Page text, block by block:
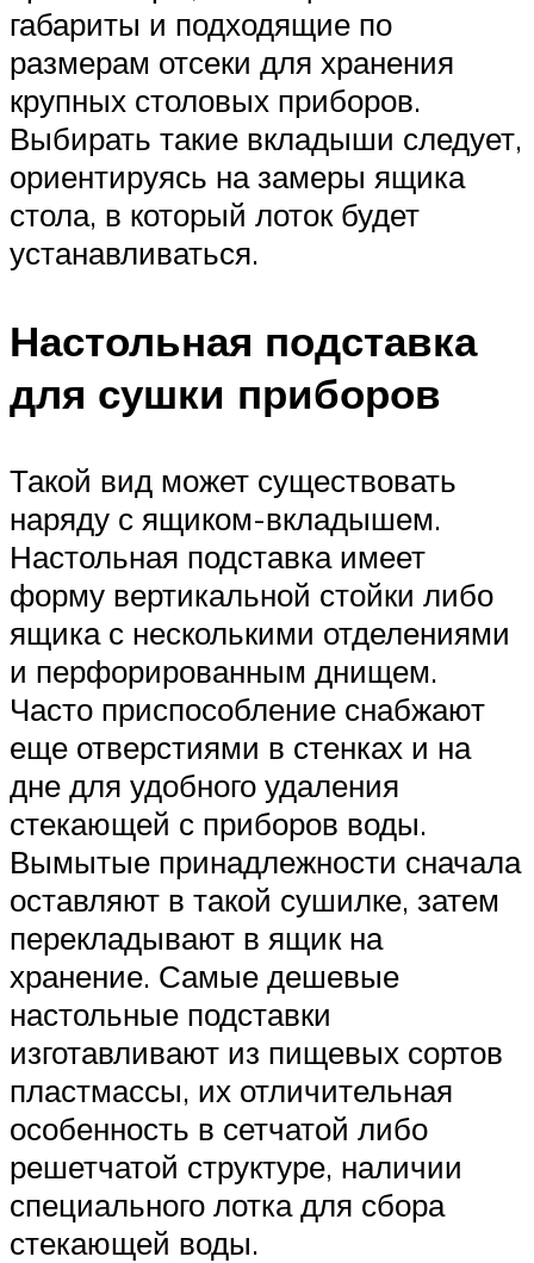
габариты и подходящие по
размерам отсеки для хранения
крупных столовых приборов.
Выбирать такие вкладыши следует,
ориентируясь на замеры ящика
стола, в который лоток будет
устанавливаться.
Настольная подставка
для сушки приборов
Такой вид может существовать
наряду с ящиком-вкладышем.
Настольная подставка имеет
форму вертикальной стойки либо
ящика с несколькими отделениями
и перфорированным днищем.
Часто приспособление снабжают
еще отверстиями в стенках и на
дне для удобного удаления
стекающей с приборов воды.
Вымытые принадлежности сначала
оставляют в такой сушилке, затем
перекладывают в ящик на
хранение. Самые дешевые
настольные подставки
изготавливают из пищевых сортов
пластмассы, их отличительная
особенность в сетчатой либо
решетчатой структуре, наличии
специального лотка для сбора
стекающей воды.